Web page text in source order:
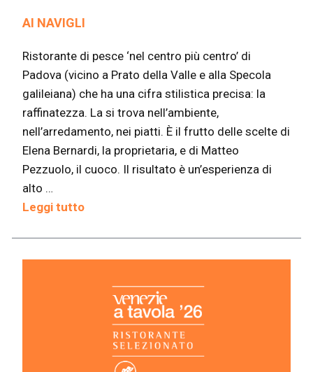
AI NAVIGLI
Ristorante di pesce ‘nel centro più centro’ di
Padova (vicino a Prato della Valle e alla Specola
galileiana) che ha una cifra stilistica precisa: la
raffinatezza. La si trova nell’ambiente,
nell’arredamento, nei piatti. È il frutto delle scelte di
Elena Bernardi, la proprietaria, e di Matteo
Pezzuolo, il cuoco. Il risultato è un’esperienza di
alto …
Leggi tutto